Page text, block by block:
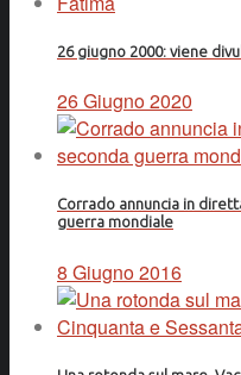
26 giugno 2000: viene
26 Giugno 2020
Corrado annuncia in
guerra mondiale
8 Giugno 2016